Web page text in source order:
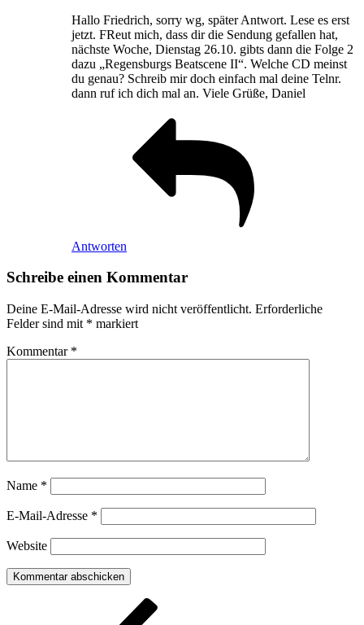
Hallo Friedrich, sorry wg, später Antwort. Lese es erst
jetzt. FReut mich, dass dir die Sendung gefallen hat,
nächste Woche, Dienstag 26.10. gibts dann die Folge 2
dazu „Regensburgs Beatscene II“. Welche CD meinst
du genau? Schreib mir doch einfach mal deine Telnr.
dann ruf ich dich mal an. Viele Grüße, Daniel
Antworten
Schreibe einen Kommentar
Deine E-Mail-Adresse wird nicht veröffentlicht. Erforderliche
Felder sind mit * markiert
Kommentar *
Name *
E-Mail-Adresse *
Website
Beitragsnavigation